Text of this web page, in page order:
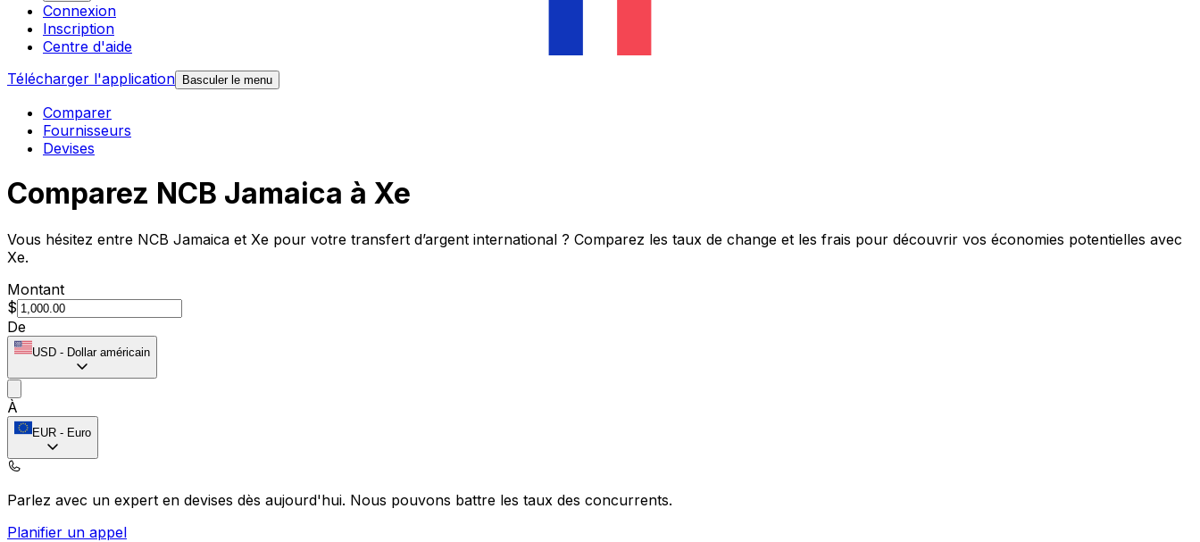
Connexion
Inscription
Centre d'aide
Télécharger l'application Basculer le menu
Comparer
Fournisseurs
Devises
Comparez NCB Jamaica à Xe
Vous hésitez entre NCB Jamaica et Xe pour votre transfert d’argent international ? Comparez les taux de change et les frais pour découvrir vos économies potentielles avec
Xe.
Montant
$
De
USD - Dollar américain
À
EUR - Euro
Parlez avec un expert en devises dès aujourd'hui. Nous pouvons battre les taux des concurrents.
Planifier un appel